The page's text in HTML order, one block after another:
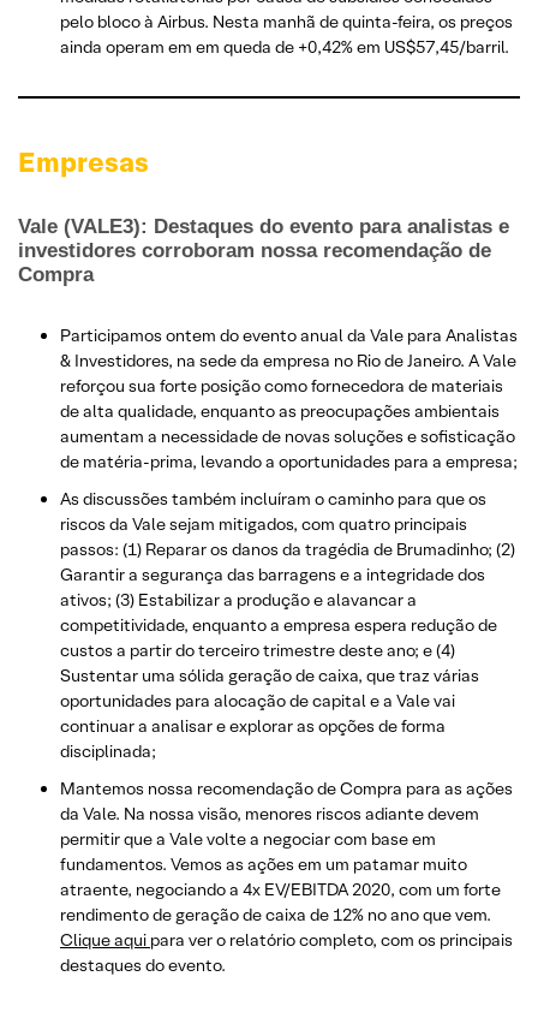
pelo bloco à Airbus. Nesta manhã de quinta-feira, os preços
ainda operam em em queda de +0,42% em US$57,45/barril.
Empresas
Vale (VALE3): Destaques do evento para analistas e
investidores corroboram nossa recomendação de
Compra
Participamos ontem do evento anual da Vale para Analistas
& Investidores, na sede da empresa no Rio de Janeiro. A Vale
reforçou sua forte posição como fornecedora de materiais
de alta qualidade, enquanto as preocupações ambientais
aumentam a necessidade de novas soluções e sofisticação
de matéria-prima, levando a oportunidades para a empresa;
As discussões também incluíram o caminho para que os
riscos da Vale sejam mitigados, com quatro principais
passos: (1) Reparar os danos da tragédia de Brumadinho; (2)
Garantir a segurança das barragens e a integridade dos
ativos; (3) Estabilizar a produção e alavancar a
competitividade, enquanto a empresa espera redução de
custos a partir do terceiro trimestre deste ano; e (4)
Sustentar uma sólida geração de caixa, que traz várias
oportunidades para alocação de capital e a Vale vai
continuar a analisar e explorar as opções de forma
disciplinada;
Mantemos nossa recomendação de Compra para as ações
da Vale. Na nossa visão, menores riscos adiante devem
permitir que a Vale volte a negociar com base em
fundamentos. Vemos as ações em um patamar muito
atraente, negociando a 4x EV/EBITDA 2020, com um forte
rendimento de geração de caixa de 12% no ano que vem.
Clique aqui para ver o relatório completo, com os principais
destaques do evento.